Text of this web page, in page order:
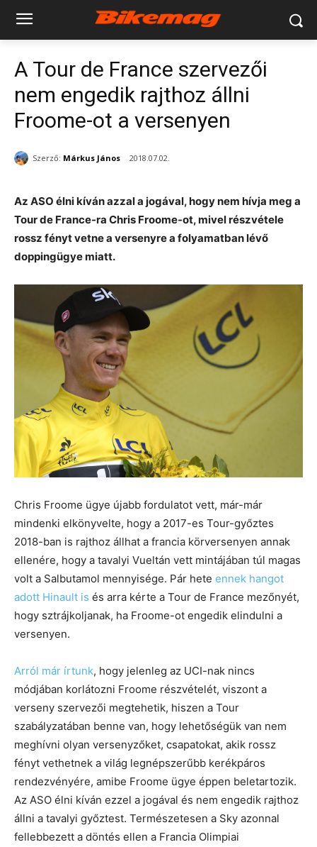
A Tour de France szervezői
nem engedik rajthoz állni
Froome-ot a versenyen
Szerző: Márkus János 2018.07.02.
Az ASO élni kíván azzal a jogával, hogy nem hívja meg a
Tour de France-ra Chris Froome-ot, mivel részvétele
rossz fényt vetne a versenyre a folyamatban lévő
doppingügye miatt.
Chris Froome ügye újabb fordulatot vett, már-már
mindenki elkönyvelte, hogy a 2017-es Tour-győztes
2018-ban is rajthoz állhat a francia körversenyen annak
ellenére, hogy a tavalyi Vueltán vett mintájában túl magas
volt a Salbutamol mennyisége. Pár hete ennek hangot
adott Hinault is és arra kérte a Tour de France mezőnyét,
hogy sztrájkoljanak, ha Froome-ot engedik elindulni a
versenyen.
Arról már írtunk, hogy jelenleg az UCI-nak nincs
módjában korlátozni Froome részvételét, viszont a
verseny szervezői megtehetik, hiszen a Tour
szabályzatában benne van, hogy lehetőségük van nem
meghívni olyan versenyzőket, csapatokat, akik rossz
fényt vethetnek a világ legnépszerűbb kerékpáros
rendezvényére, amibe Froome ügye éppen beletartozik.
Az ASO élni kíván ezzel a jogával és nem engedik rajthoz
állni a tavalyi győztest. Természetesen a Sky azonnal
fellebbezett a döntés ellen a Francia Olimpiai